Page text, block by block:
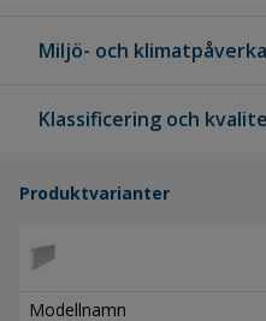
Miljö- och
Klassificering och
Produktvarianter
Modellnamn